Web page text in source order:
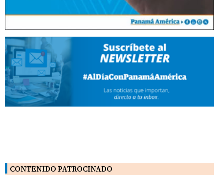
CONTENIDO PATROCINADO